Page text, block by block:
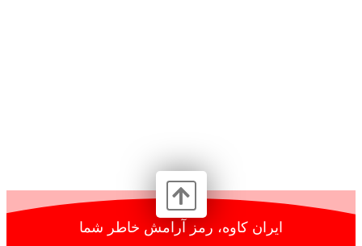
ایران کاوه، رمز آرامش خاطر شما